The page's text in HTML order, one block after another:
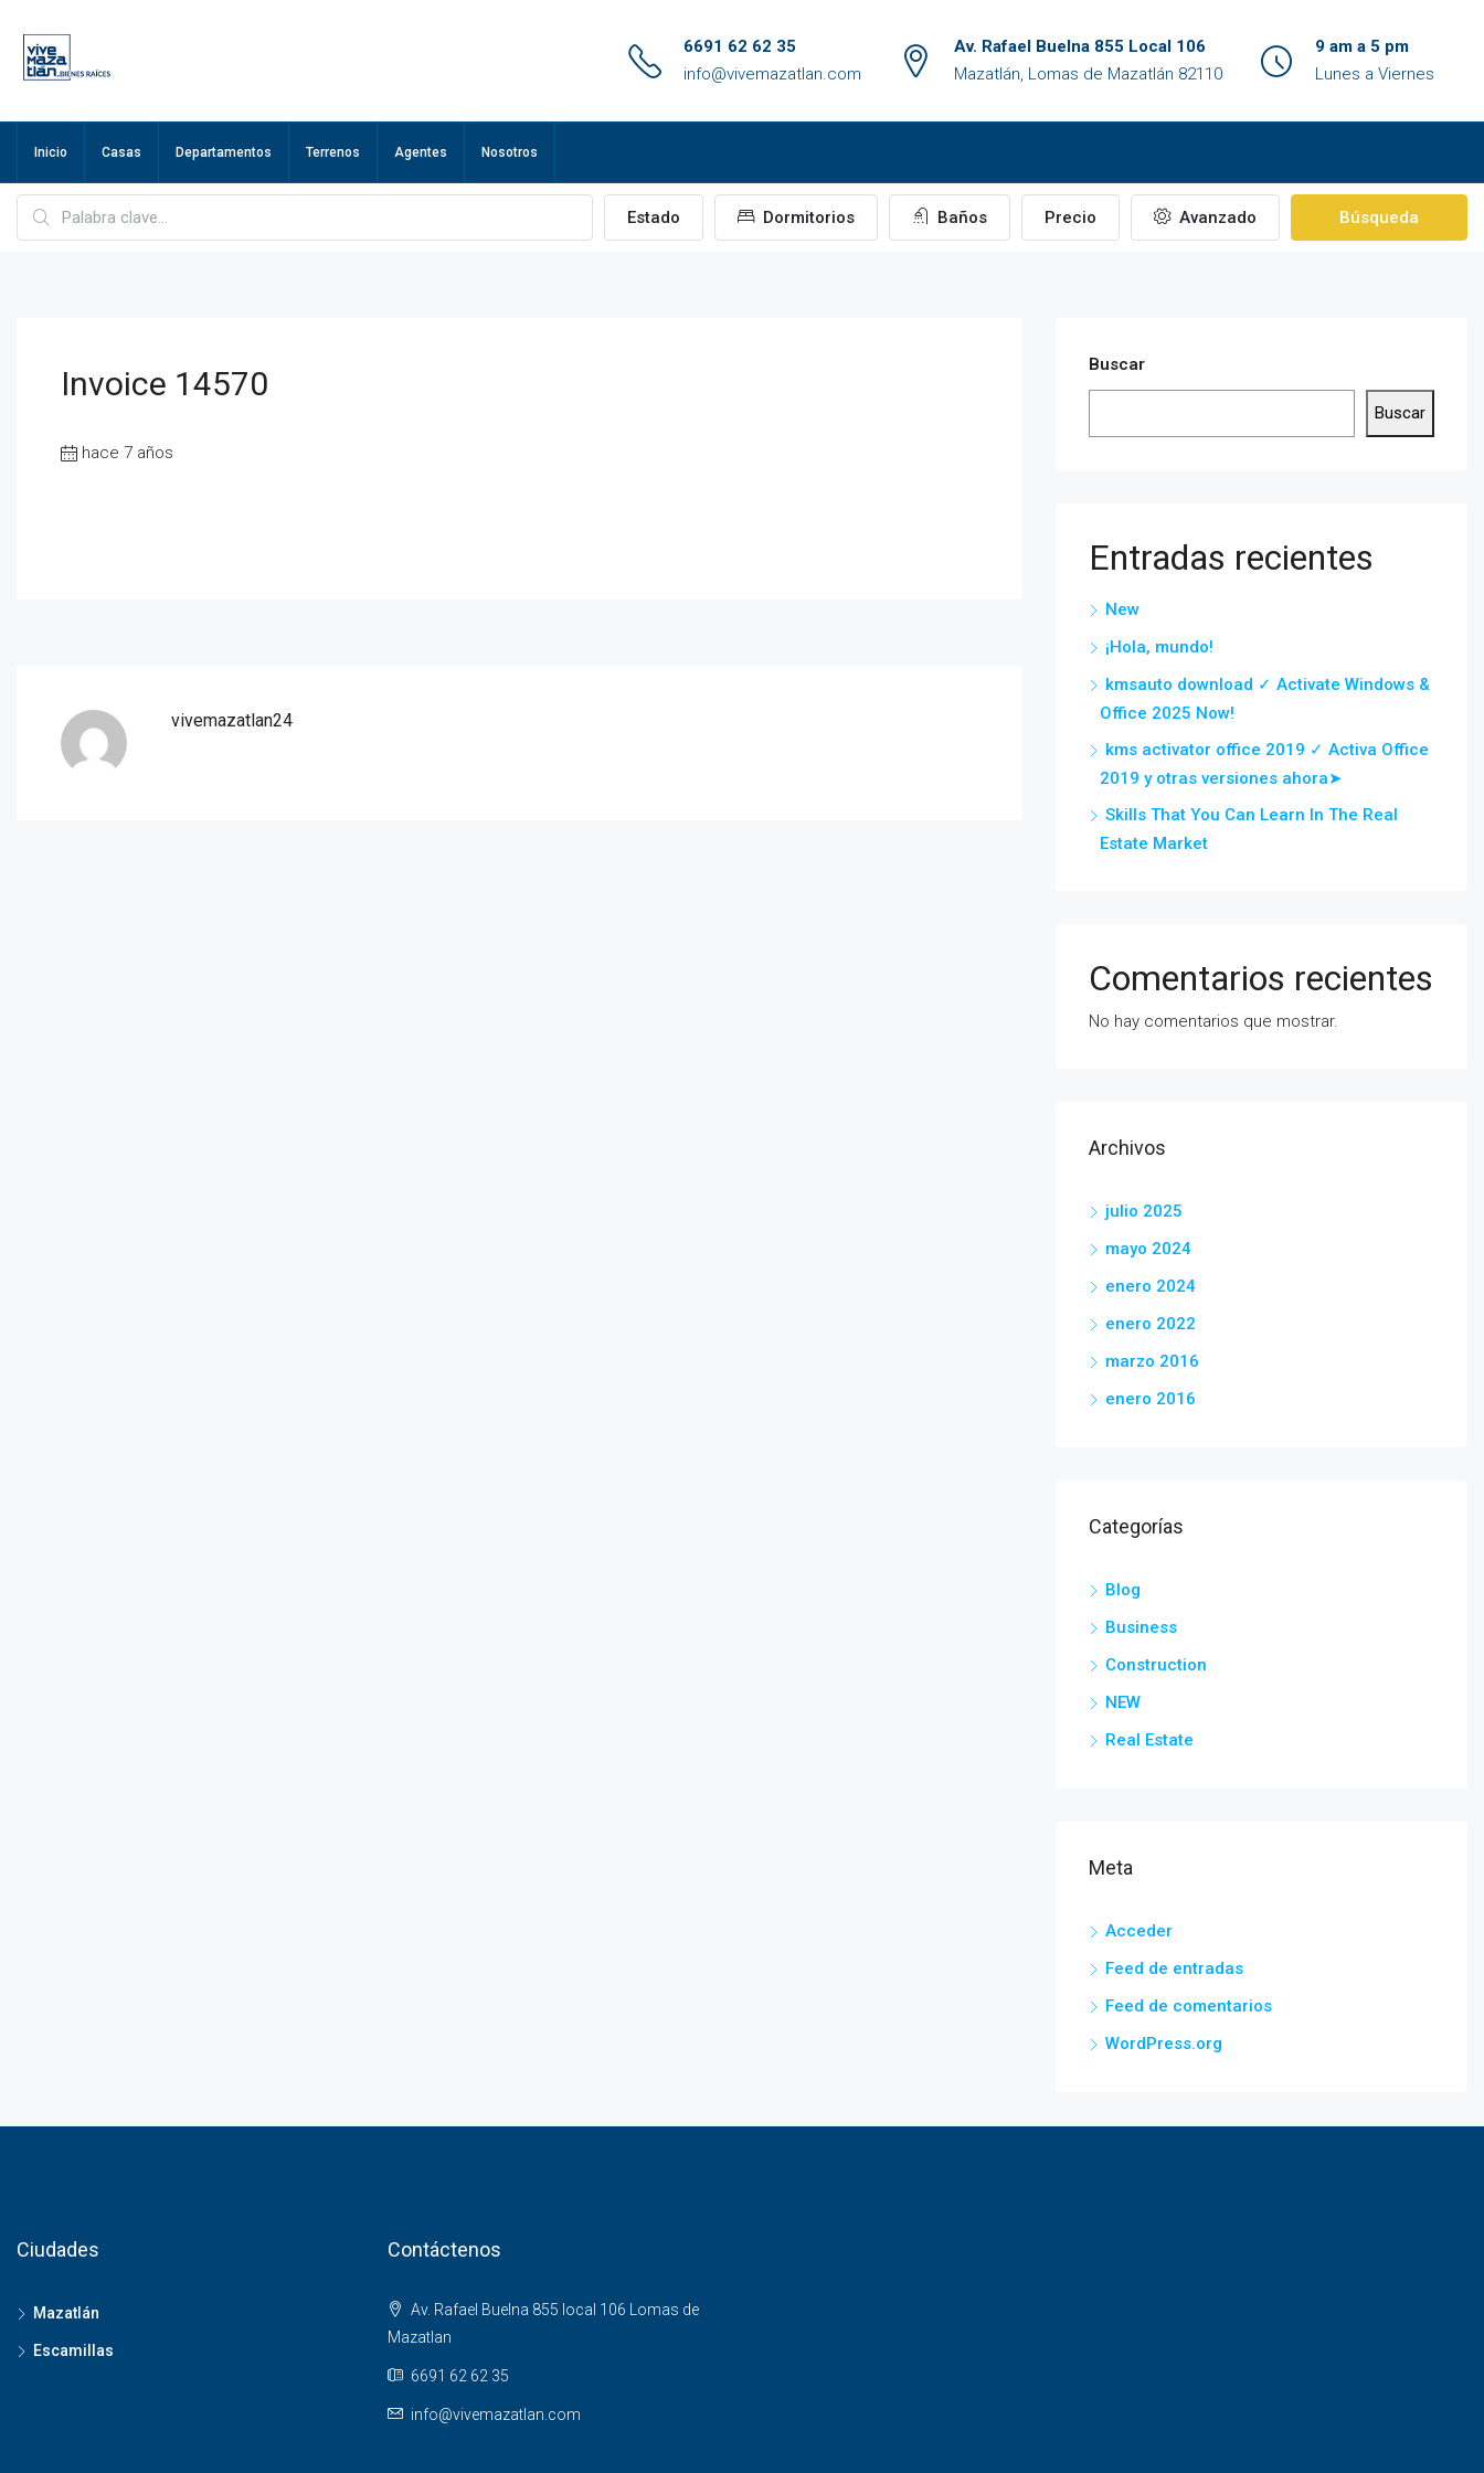
6691 62 62 35
info@vivemazatlan.com
Av. Rafael Buelna 855 Local 106
Mazatlán, Lomas de Mazatlán 82110
9 am a 5 pm
Lunes a Viernes
Inicio Casas Departamentos Terrenos Agentes Nosotros
Estado Dormitorios Baños Precio Avanzado Búsqueda
Invoice 14570
hace 7 años
vivemazatlan24
Buscar
Buscar
Entradas recientes
New
¡Hola, mundo!
kmsauto download ✓ Activate Windows &
Office 2025 Now!
kms activator office 2019 ✓ Activa Office
2019 y otras versiones ahora➤
Skills That You Can Learn In The Real
Estate Market
Comentarios recientes
No hay comentarios que mostrar.
Archivos
julio 2025
mayo 2024
enero 2024
enero 2022
marzo 2016
enero 2016
Categorías
Blog
Business
Construction
NEW
Real Estate
Meta
Acceder
Feed de entradas
Feed de comentarios
WordPress.org
Ciudades
Mazatlán
Escamillas
Contáctenos
Av. Rafael Buelna 855 local 106 Lomas de
Mazatlan
6691 62 62 35
info@vivemazatlan.com